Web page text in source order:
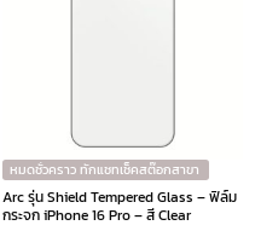
หมดชั่วคราว ทักแชทเช็คสต๊อกสาขา
Arc รุ่น Shield Tempered Glass – ฟิล์ม
กระจก iPhone 16 Pro – สี Clear